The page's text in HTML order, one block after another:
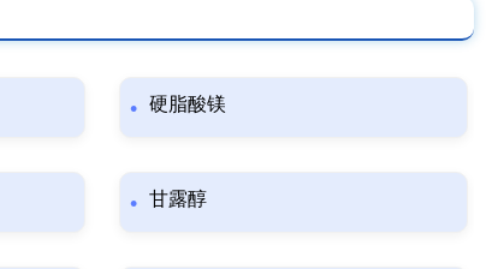
硬脂酸镁
甘露醇